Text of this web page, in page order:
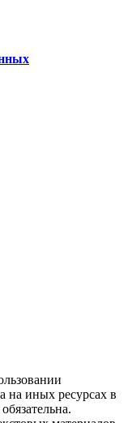
на иных ресурсах в